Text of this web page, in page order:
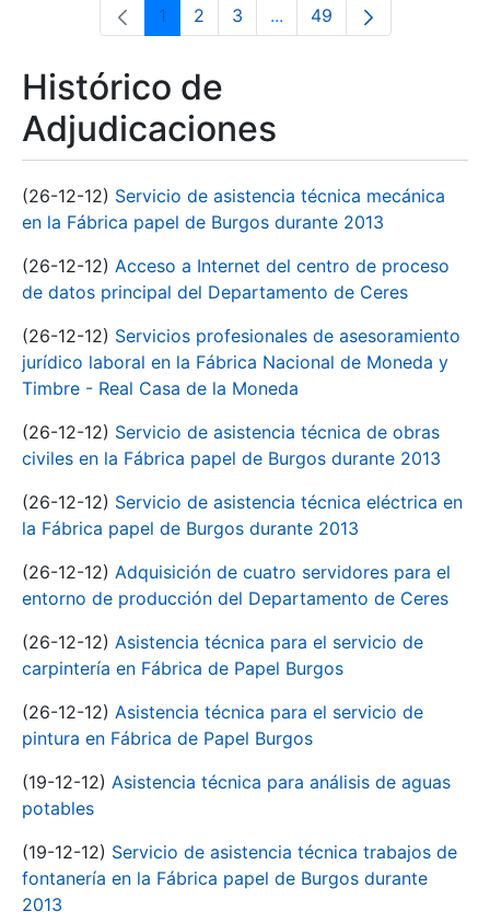
Página
1 Página
2 Página
3 ...Páginas intermedias Use
Página
49
Histórico de
Adjudicaciones
(26-12-12) Servicio de asistencia técnica mecánica
en la Fábrica papel de Burgos durante 2013
(26-12-12) Acceso a Internet del centro de proceso
de datos principal del Departamento de Ceres
(26-12-12) Servicios profesionales de asesoramiento
jurídico laboral en la Fábrica Nacional de Moneda y
Timbre - Real Casa de la Moneda
(26-12-12) Servicio de asistencia técnica de obras
civiles en la Fábrica papel de Burgos durante 2013
(26-12-12) Servicio de asistencia técnica eléctrica en
la Fábrica papel de Burgos durante 2013
(26-12-12) Adquisición de cuatro servidores para el
entorno de producción del Departamento de Ceres
(26-12-12) Asistencia técnica para el servicio de
carpintería en Fábrica de Papel Burgos
(26-12-12) Asistencia técnica para el servicio de
pintura en Fábrica de Papel Burgos
(19-12-12) Asistencia técnica para análisis de aguas
potables
(19-12-12) Servicio de asistencia técnica trabajos de
fontanería en la Fábrica papel de Burgos durante
2013